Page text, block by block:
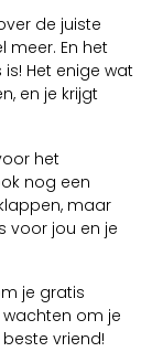
de juiste
meer. En het
Het enige wat
en je krijgt
het
nog een
maar
voor jou en je
je gratis
om je
vriend!